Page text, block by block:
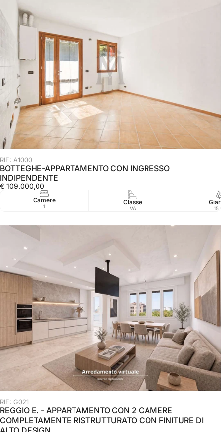
RIF: A1000
BOTTEGHE-APPARTAMENTO CON INGRESSO
INDIPENDENTE
€ 109.000,00
Camere
1
Classe
VA 15
RIF: G021
REGGIO E. - APPARTAMENTO CON 2 CAMERE
COMPLETAMENTE RISTRUTTURATO CON FINITURE DI
ALTO DESIGN